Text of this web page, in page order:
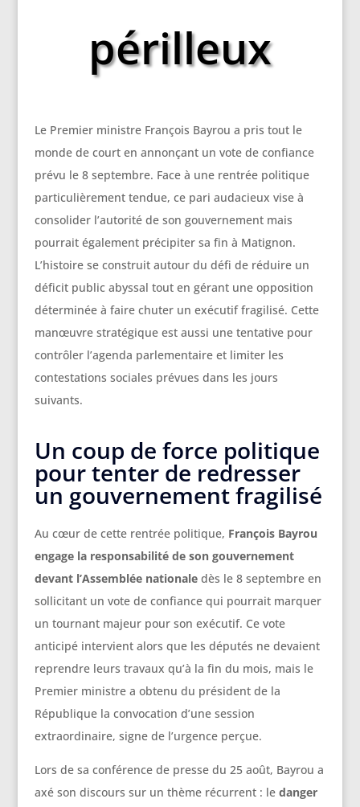
périlleux
Le Premier ministre François Bayrou a pris tout le
monde de court en annonçant un vote de confiance
prévu le 8 septembre. Face à une rentrée politique
particulièrement tendue, ce pari audacieux vise à
consolider l’autorité de son gouvernement mais
pourrait également précipiter sa fin à Matignon.
L’histoire se construit autour du défi de réduire un
déficit public abyssal tout en gérant une opposition
déterminée à faire chuter un exécutif fragilisé. Cette
manœuvre stratégique est aussi une tentative pour
contrôler l’agenda parlementaire et limiter les
contestations sociales prévues dans les jours
suivants.
Un coup de force politique
pour tenter de redresser
un gouvernement fragilisé
Au cœur de cette rentrée politique, François Bayrou
engage la responsabilité de son gouvernement
devant l’Assemblée nationaledès le 8 septembre en
sollicitant un vote de confiance qui pourrait marquer
un tournant majeur pour son exécutif. Ce vote
anticipé intervient alors que les députés ne devaient
reprendre leurs travaux qu’à la fin du mois, mais le
Premier ministre a obtenu du président de la
République la convocation d’une session
extraordinaire, signe de l’urgence perçue.
Lors de sa conférence de presse du 25 août, Bayrou a
axé son discours sur un thème récurrent : le danger